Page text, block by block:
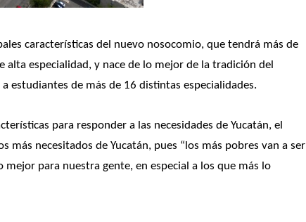
características del nuevo nosocomio, que tendrá más de
especialidad, y nace de lo mejor de la tradición del
estudiantes de más de 16 distintas especialidades.
para responder a las necesidades de Yucatán, el
necesitados de Yucatán, pues “los más pobres van a ser
para nuestra gente, en especial a los que más lo